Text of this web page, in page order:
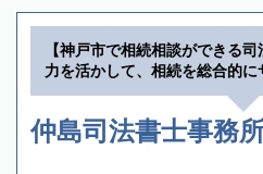
【神戸市で相続相談ができる
力を活かして、相続を総合的
仲島司法書士事務